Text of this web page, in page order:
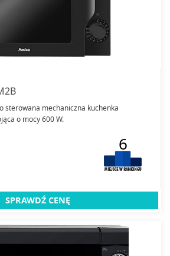
sterowana mechaniczna kuchenka
o mocy 600 W.
6
SPRAWDŹ CENĘ